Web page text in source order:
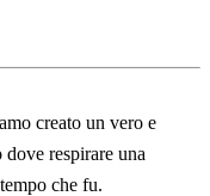
creato un vero e
respirare una
che fu.